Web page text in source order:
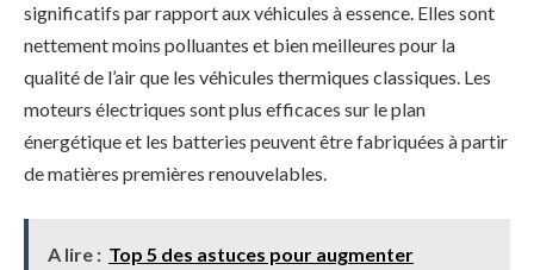
significatifs par rapport aux véhicules à essence. Elles sont
nettement moins polluantes et bien meilleures pour la
qualité de l’air que les véhicules thermiques classiques. Les
moteurs électriques sont plus efficaces sur le plan
énergétique et les batteries peuvent être fabriquées à partir
de matières premières renouvelables.
A lire : Top 5 des astuces pour augmenter